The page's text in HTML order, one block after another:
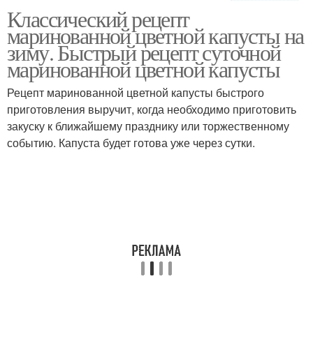
Капусты на литр
Рецепт без
стерилизации
Салат из цветной
капусты
Краснокочанная капуста Капусты с морковью
Классический рецепт
маринованной цветной капусты на
зиму. Быстрый рецепт суточной
маринованной цветной капусты
Рецепт маринованной цветной капусты быстрого
приготовления выручит, когда необходимо приготовить
закуску к ближайшему празднику или торжественному
событию. Капуста будет готова уже через сутки.